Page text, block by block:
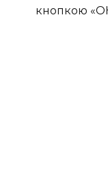
кнопкою